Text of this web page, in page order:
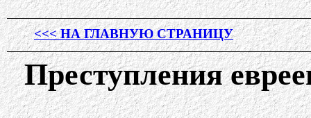
<<< НА ГЛАВНУЮ СТРАНИЦУ
Преступления